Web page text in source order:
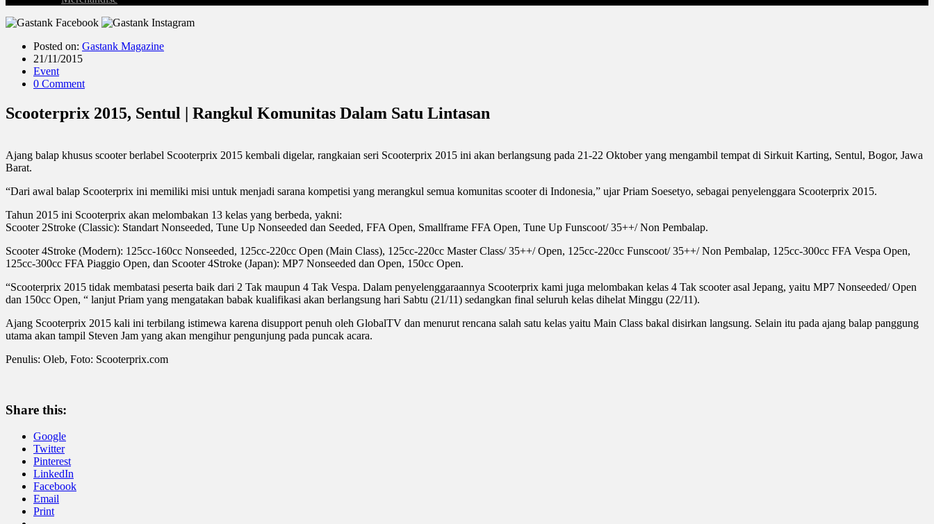
Posted on: Gastank Magazine
21/11/2015
Event
0 Comment
Scooterprix 2015, Sentul | Rangkul Komunitas Dalam Satu Lintasan
Ajang balap khusus scooter berlabel Scooterprix 2015 kembali digelar, rangkaian seri Scooterprix 2015 ini akan berlangsung pada 21-22 Oktober yang mengambil tempat di Sirkuit Karting, Sentul, Bogor, Jawa
Barat.
“Dari awal balap Scooterprix ini memiliki misi untuk menjadi sarana kompetisi yang merangkul semua komunitas scooter di Indonesia,” ujar Priam Soesetyo, sebagai penyelenggara Scooterprix 2015.
Tahun 2015 ini Scooterprix akan melombakan 13 kelas yang berbeda, yakni:
Scooter 2Stroke (Classic): Standart Nonseeded, Tune Up Nonseeded dan Seeded, FFA Open, Smallframe FFA Open, Tune Up Funscoot/ 35++/ Non Pembalap.
Scooter 4Stroke (Modern): 125cc-160cc Nonseeded, 125cc-220cc Open (Main Class), 125cc-220cc Master Class/ 35++/ Open, 125cc-220cc Funscoot/ 35++/ Non Pembalap, 125cc-300cc FFA Vespa Open,
125cc-300cc FFA Piaggio Open, dan Scooter 4Stroke (Japan): MP7 Nonseeded dan Open, 150cc Open.
“Scooterprix 2015 tidak membatasi peserta baik dari 2 Tak maupun 4 Tak Vespa. Dalam penyelenggaraannya Scooterprix kami juga melombakan kelas 4 Tak scooter asal Jepang, yaitu MP7 Nonseeded/ Open
dan 150cc Open, “ lanjut Priam yang mengatakan babak kualifikasi akan berlangsung hari Sabtu (21/11) sedangkan final seluruh kelas dihelat Minggu (22/11).
Ajang Scooterprix 2015 kali ini terbilang istimewa karena disupport penuh oleh GlobalTV dan menurut rencana salah satu kelas yaitu Main Class bakal disirkan langsung. Selain itu pada ajang balap panggung
utama akan tampil Steven Jam yang akan mengihur pengunjung pada puncak acara.
Penulis: Oleb, Foto: Scooterprix.com
Share this:
Google
Twitter
Pinterest
LinkedIn
Facebook
Email
Print